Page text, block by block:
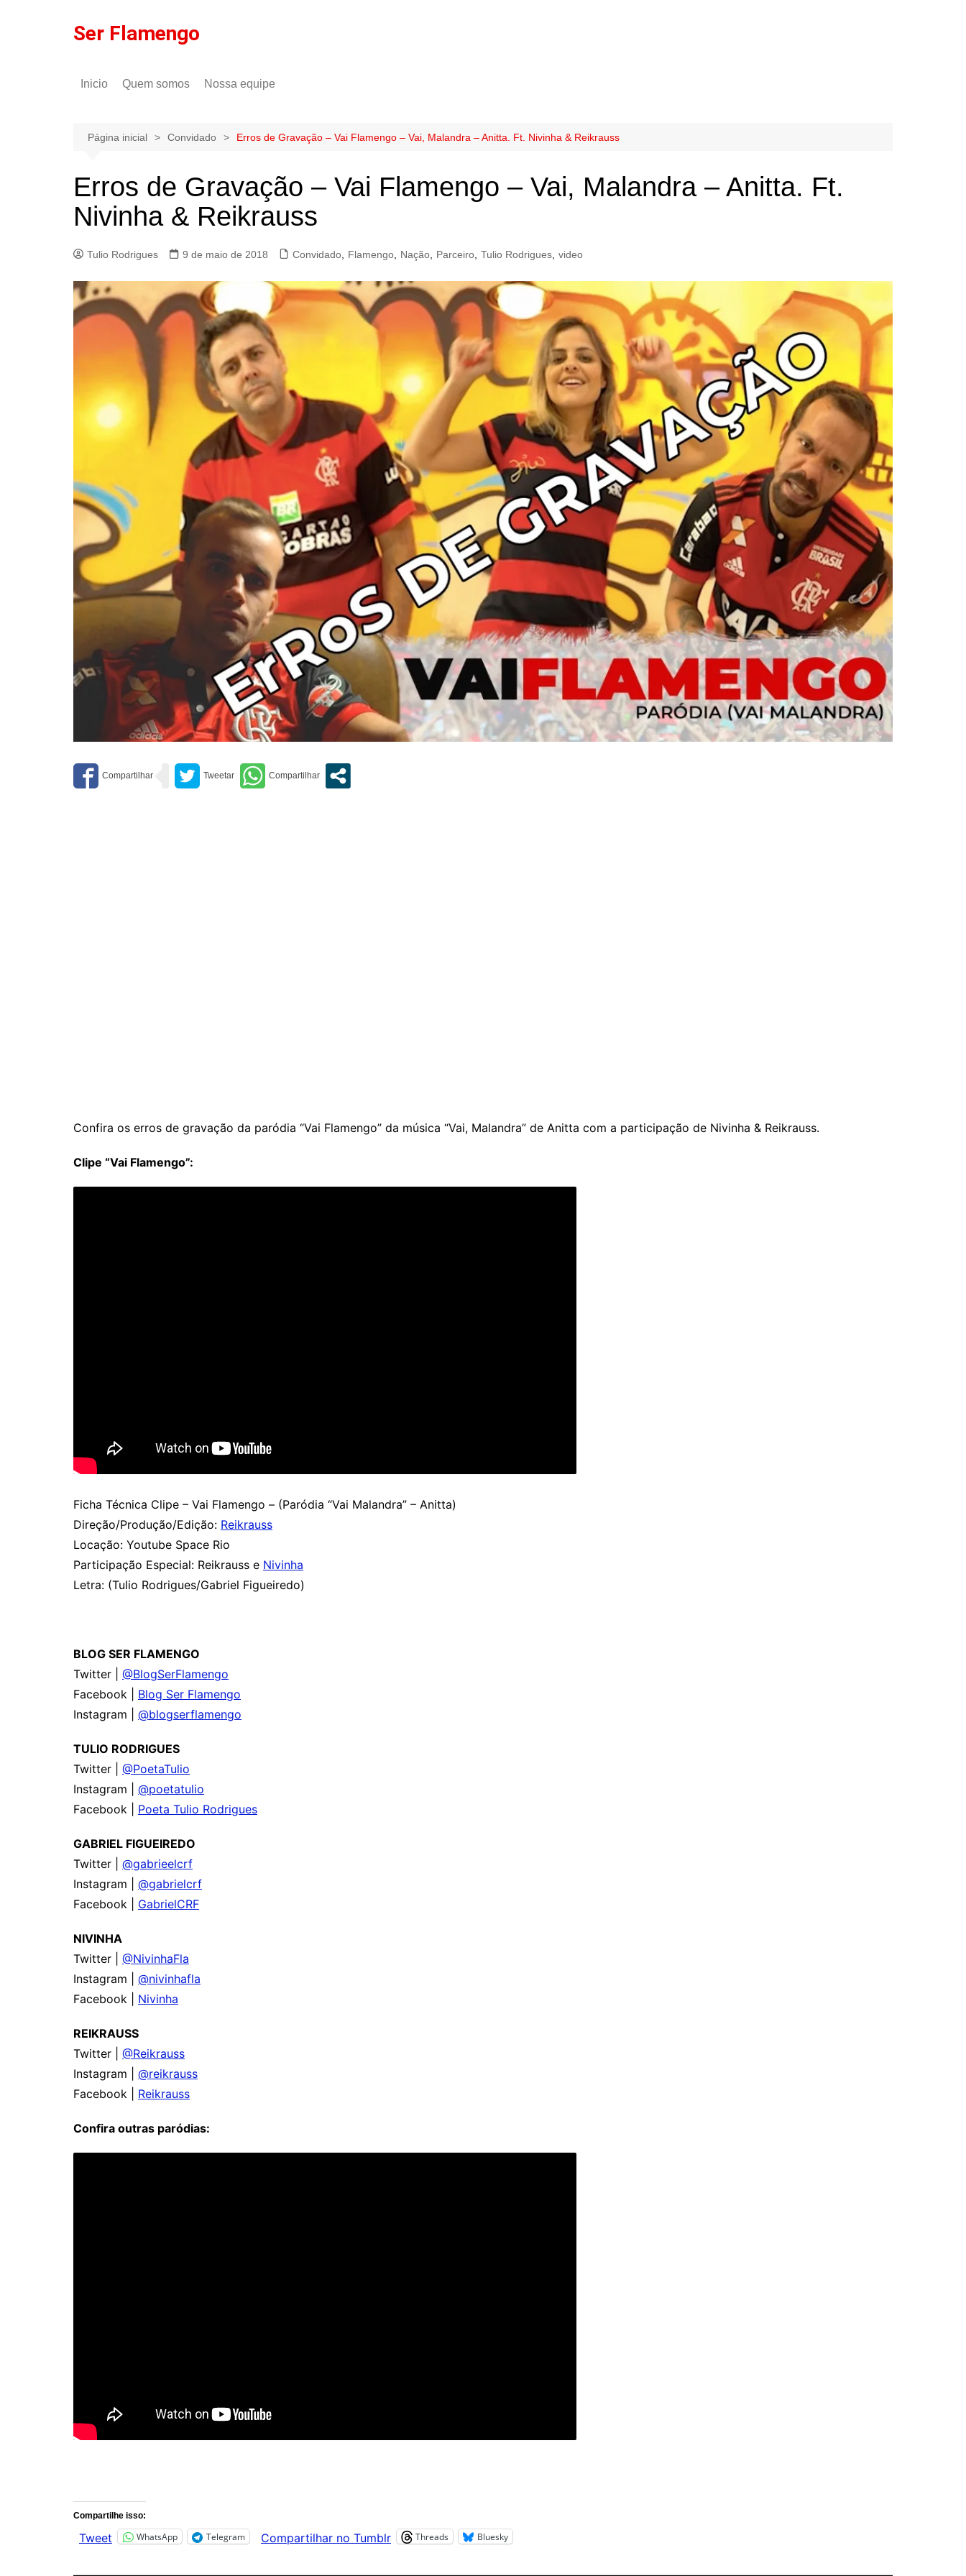
Ser Flamengo
Inicio Quem somos
Política de privacidade
Nossa equipe
Gilson Lima
Página inicial Convidado Erros de Gravação – Vai Flamengo – Vai, Malandra – Anitta. Ft. Nivinha & Reikrauss
Erros de Gravação – Vai Flamengo – Vai, Malandra – Anitta. Ft.
Nivinha & Reikrauss
Tulio Rodrigues 9 de maio de 2018 Convidado Flamengo Nação Parceiro Tulio Rodrigues video
Confira os erros de gravação da paródia “Vai Flamengo” da música “Vai, Malandra” de Anitta com a participação de Nivinha & Reikrauss.
Clipe “Vai Flamengo”:
Ficha Técnica Clipe – Vai Flamengo – (Paródia “Vai Malandra” – Anitta)
Direção/Produção/Edição: Reikrauss
Locação: Youtube Space Rio
Participação Especial: Reikrauss e Nivinha
Letra: (Tulio Rodrigues/Gabriel Figueiredo)
BLOG SER FLAMENGO
Twitter | @BlogSerFlamengo
Facebook | Blog Ser Flamengo
Instagram | @blogserflamengo
TULIO RODRIGUES
Twitter | @PoetaTulio
Instagram | @poetatulio
Facebook | Poeta Tulio Rodrigues
GABRIEL FIGUEIREDO
Twitter | @gabrieelcrf
Instagram | @gabrielcrf
Facebook | GabrielCRF
NIVINHA
Twitter | @NivinhaFla
Instagram | @nivinhafla
Facebook | Nivinha
REIKRAUSS
Twitter | @Reikrauss
Instagram | @reikrauss
Facebook | Reikrauss
Confira outras paródias:
Compartilhe isso:
Tweet WhatsApp Telegram Compartilhar no Tumblr Threads Bluesky